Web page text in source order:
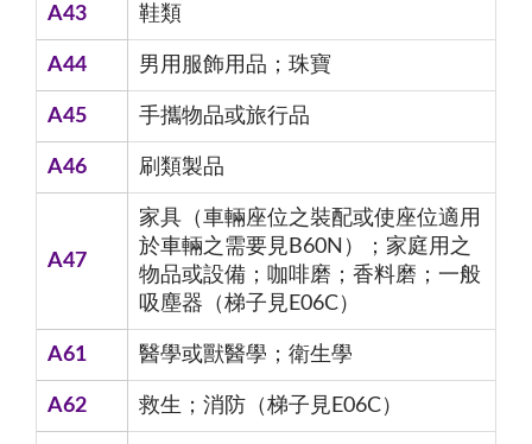
A43 鞋類
A44 男用服飾用品；珠寶
A45 手攜物品或旅行品
A46 刷類製品
A47
家具（車輛座位之裝配或使座位適用
於車輛之需要見B60N）；家庭用之
物品或設備；咖啡磨；香料磨；一般
吸塵器（梯子見E06C）
A61 醫學或獸醫學；衛生學
A62 救生；消防（梯子見E06C）